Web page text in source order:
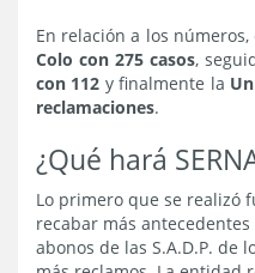
En relación a los
Colo con 275 casos,
con 112 y finalmente la
reclamaciones.
¿Qué hará
Lo primero que se realizó
recabar más
abonos de las S.A.D.P. de